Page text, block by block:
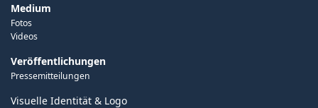
Medium
Fotos
Videos
Veröffentlichungen
Pressemitteilungen
Visuelle Identität & Logo